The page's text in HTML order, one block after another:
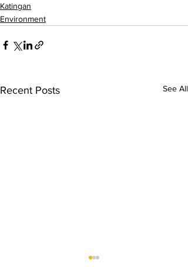
Katingan
Environment
Recent Posts See All